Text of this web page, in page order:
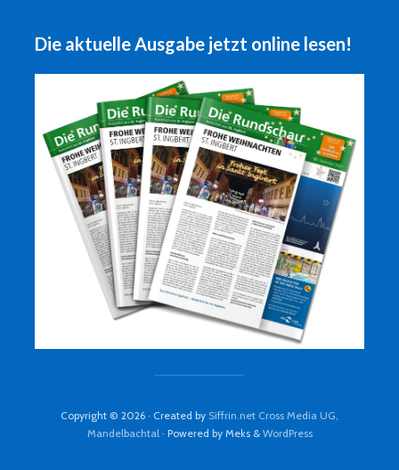
Die aktuelle Ausgabe jetzt online lesen!
Copyright © 2026 · Created by Siffrin.net Cross Media UG,
Mandelbachtal· Powered by Meks & WordPress